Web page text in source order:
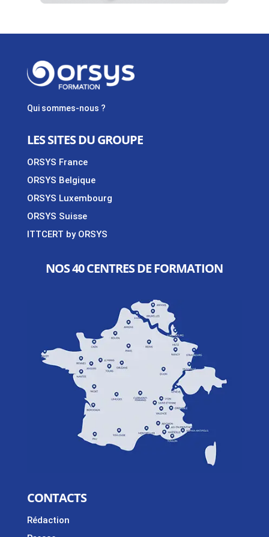
Qui sommes-nous ?
LES SITES DU GROUPE
ORSYS France
ORSYS Belgique
ORSYS Luxembourg
ORSYS Suisse
ITTCERT by ORSYS
NOS 40 CENTRES DE FORMATION
CONTACTS
Rédaction